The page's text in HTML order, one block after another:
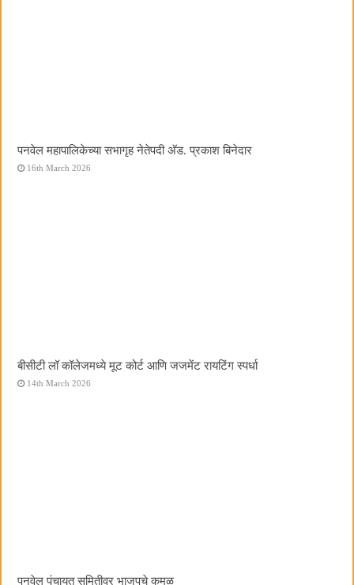
पनवेल महापालिकेच्या सभागृह नेतेपदी अ‍ॅड. प्रकाश बिनेदार
16th March 2026
बीसीटी लॉ कॉलेजमध्ये मूट कोर्ट आणि जजमेंट रायटिंग स्पर्धा
14th March 2026
पनवेल पंचायत समितीवर भाजपचे कमळ